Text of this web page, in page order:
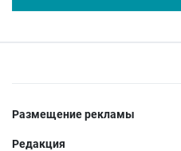
Размещение рекламы
Редакция